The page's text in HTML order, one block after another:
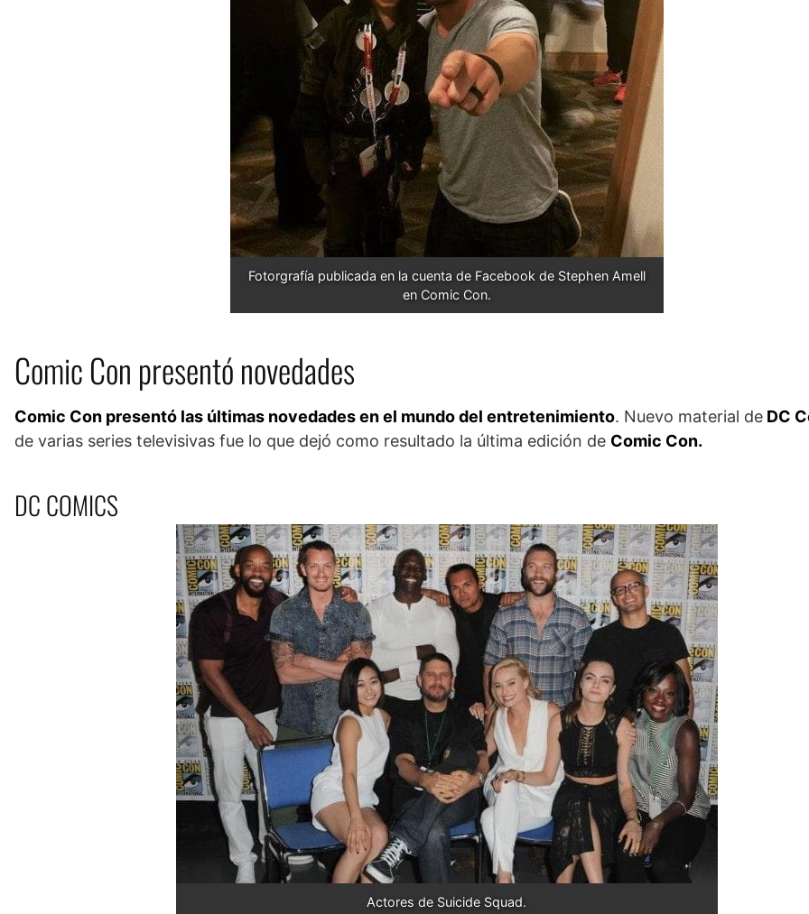
Fotorgrafía publicada en la cuenta de Facebook de Stephen Amell
en Comic Con.
Comic Con presentó novedades
Comic Con presentó las últimas novedades en el mundo del entretenimiento. Nuevo material de DC
de varias series televisivas fue lo que dejó como resultado la última edición de Comic Con.
DC COMICS
Actores de Suicide Squad.